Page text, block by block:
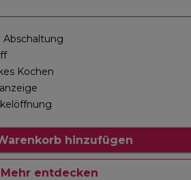
Kochen
hinzufügen
Mehr entdecken